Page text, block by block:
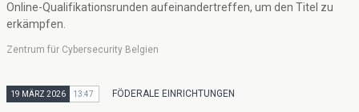
Online-Qualifikationsrunden aufeinandertreffen, um den Titel zu
erkämpfen.
Zentrum für Cybersecurity Belgien
19 MÄRZ 2026 13:47 FÖDERALE EINRICHTUNGEN